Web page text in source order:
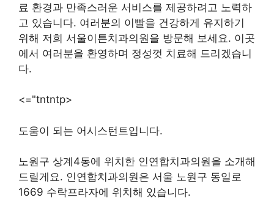
료 환경과 만족스러운 서비스를 제공하려고 노력하
고 있습니다. 여러분의 이빨을 건강하게 유지하기
위해 저희 서울이튼치과의원을 방문해 보세요. 이곳
에서 여러분을 환영하며 정성껏 치료해 드리겠습니
다.
<="tntntp>
도움이 되는 어시스턴트입니다.
노원구 상계4동에 위치한 인연합치과의원을 소개해
드릴게요. 인연합치과의원은 서울 노원구 동일로
1669 수락프라자에 위치해 있습니다.